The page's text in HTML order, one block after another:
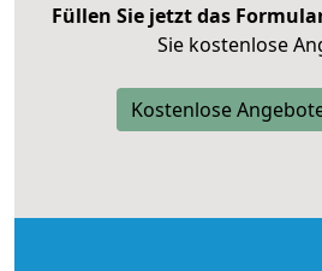
Füllen Sie jetzt das
Sie kostenlose
Kostenlose